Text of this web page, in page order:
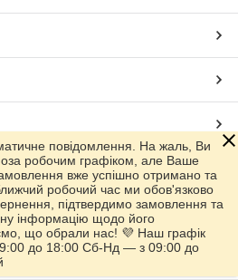
Prom.ua
повідомлення. На жаль, Ви
робочим графіком, але Ваше
вже успішно отримано та
робочий час ми обов'язково
підтвердимо замовлення та
інформацію щодо його
що обрали нас! 💜 Наш графік
до 18:00 Сб-Нд — з 09:00 до